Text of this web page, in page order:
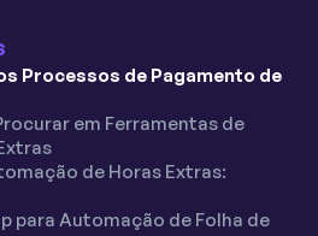
Processos de Pagamento de
em Ferramentas de
de Horas Extras:
para Automação de Folha de